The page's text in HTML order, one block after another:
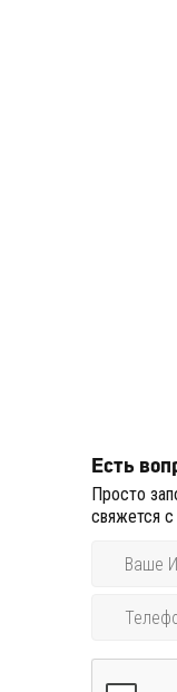
Есть
Просто
свяжется